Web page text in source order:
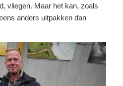
vliegen. Maar het kan, zoals
anders uitpakken dan